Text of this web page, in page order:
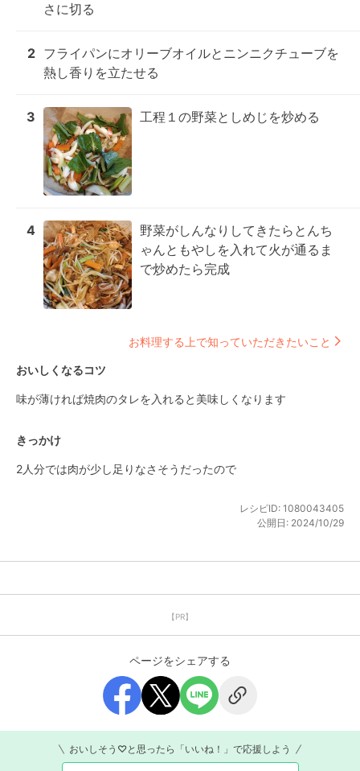
さに切る
2 フライパンにオリーブオイルとニンニクチューブを
熱し香りを立たせる
3 工程１の野菜としめじを炒める
4
野菜がしんなりしてきたらとんち
ゃんともやしを入れて火が通るま
で炒めたら完成
お料理する上で知っていただきたいこと
おいしくなるコツ
味が薄ければ焼肉のタレを入れると美味しくなります
きっかけ
2人分では肉が少し足りなさそうだったので
レシピID: 1080043405
公開日: 2024/10/29
【PR】
ページをシェアする
おいしそう♡と思ったら「いいね！」で応援しよう